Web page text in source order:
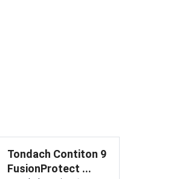
Tondach Contiton 9
FusionProtect ...